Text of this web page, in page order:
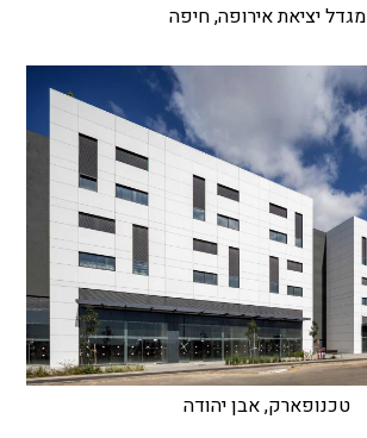
מגדל יציאת אירופה, חיפה
טכנופארק, אבן יהודה